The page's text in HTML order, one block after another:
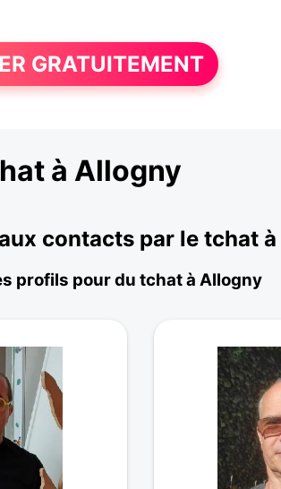
GRATUITEMENT
à Allogny
contacts par le tchat
profils pour du tchat à Allogny